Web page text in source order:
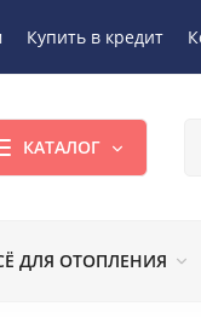
Купить в кредит
КАТАЛОГ
ДЛЯ ОТОПЛЕНИЯ